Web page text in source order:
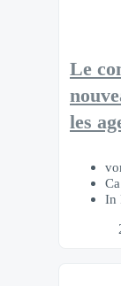
Le
les
In